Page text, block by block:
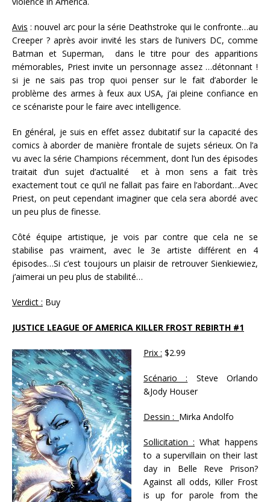
Avis : nouvel arc pour la série Deathstroke qui le confronte…au
Creeper ? après avoir invité les stars de l’univers DC, comme
Batman et Superman, dans le titre pour des apparitions
mémorables, Priest invite un personnage assez …détonnant !
si je ne sais pas trop quoi penser sur le fait d’aborder le
problème des armes à feux aux USA, j’ai pleine confiance en
ce scénariste pour le faire avec intelligence.
En général, je suis en effet assez dubitatif sur la capacité des
comics à aborder de manière frontale de sujets sérieux. On l’a
vu avec la série Champions récemment, dont l’un des épisodes
traitait d’un sujet d’actualité et à mon sens a fait très
exactement tout ce qu’il ne fallait pas faire en l’abordant…Avec
Priest, on peut cependant imaginer que cela sera abordé avec
un peu plus de finesse.
Côté équipe artistique, je vois par contre que cela ne se
stabilise pas vraiment, avec le 3e artiste différent en 4
épisodes…Si c’est toujours un plaisir de retrouver Sienkiewiez,
j’aimerai un peu plus de stabilité…
Verdict : Buy
JUSTICE LEAGUE OF AMERICA KILLER FROST REBIRTH #1
Prix : $2.99
Scénario : Steve Orlando
&Jody Houser
Dessin : Mirka Andolfo
Sollicitation : What happens
to a supervillain on their last
day in Belle Reve Prison?
Against all odds, Killer Frost
is up for parole from the